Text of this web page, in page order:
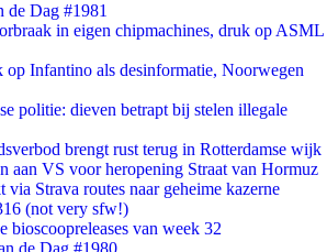
de Dag #1981
in eigen chipmachines, druk op ASML
Infantino als desinformatie, Noorwegen
politie: dieven betrapt bij stelen illegale
brengt rust terug in Rotterdamse wijk
aan VS voor heropening Straat van Hormuz
Strava routes naar geheime kazerne
(not very sfw!)
bioscoopreleases van week 32
de Dag #1980